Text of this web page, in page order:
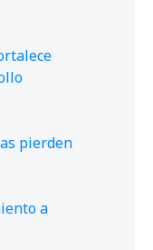
pierden
a